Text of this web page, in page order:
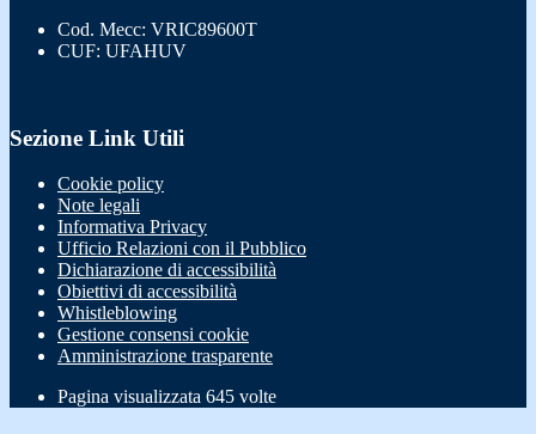
Cod. Mecc: VRIC89600T
CUF: UFAHUV
Sezione Link Utili
Cookie policy
Note legali
Informativa Privacy
Ufficio Relazioni con il Pubblico
Dichiarazione di accessibilità
Obiettivi di accessibilità
Whistleblowing
Gestione consensi cookie
Amministrazione trasparente
Pagina visualizzata 645 volte